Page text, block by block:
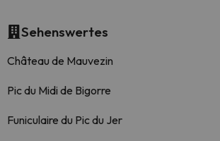
Sehenswertes
Château de Mauvezin
Pic du Midi de Bigorre
Funiculaire du Pic du Jer